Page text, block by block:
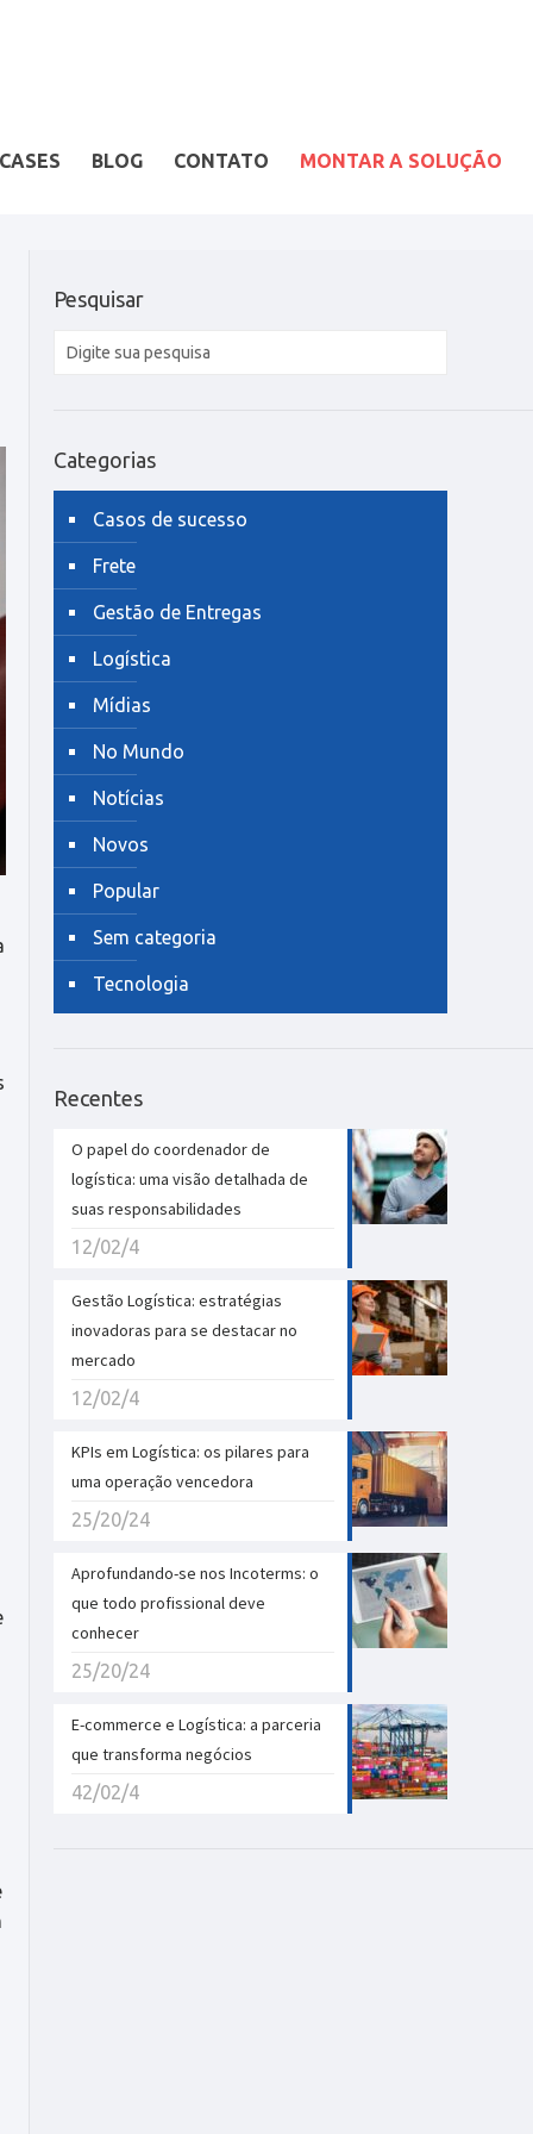
BLOG CONTATO MONTAR A SOLUÇÃO
Pesquisar
Categorias
Casos de sucesso
Frete
Gestão de Entregas
Logística
Mídias
No Mundo
Notícias
Novos
Popular
Sem categoria
Tecnologia
Recentes
O papel do coordenador de
logística: uma visão detalhada de
suas responsabilidades
12/02/4
Gestão Logística: estratégias
inovadoras para se destacar no
mercado
12/02/4
KPIs em Logística: os pilares para
uma operação vencedora
25/20/24
Aprofundando-se nos Incoterms: o
que todo profissional deve
conhecer
25/20/24
E-commerce e Logística: a parceria
que transforma negócios
42/02/4